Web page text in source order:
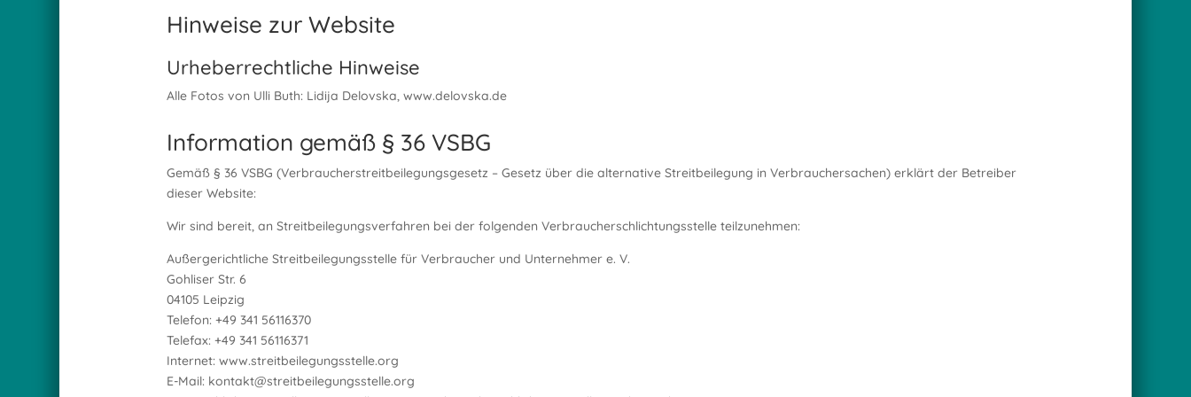
Hinweise zur Website
Urheberrechtliche Hinweise
Alle Fotos von Ulli Buth: Lidija Delovska, www.delovska.de
Information gemäß § 36 VSBG
Gemäß § 36 VSBG (Verbraucherstreitbeilegungsgesetz – Gesetz über die alternative Streitbeilegung in Verbrauchersachen) erklärt der Betreiber
dieser Website:
Wir sind bereit, an Streitbeilegungsverfahren bei der folgenden Verbraucherschlichtungsstelle teilzunehmen:
Außergerichtliche Streitbeilegungsstelle für Verbraucher und Unternehmer e. V.
Gohliser Str. 6
04105 Leipzig
Telefon: +49 341 56116370
Telefax: +49 341 56116371
Internet: www.streitbeilegungsstelle.org
E-Mail: kontakt@streitbeilegungsstelle.org